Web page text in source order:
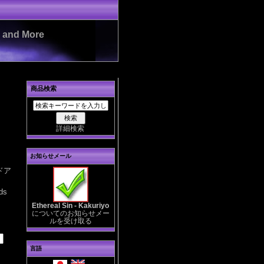
and More
ア
商品検索
詳細検索
お知らせメール
Ethereal Sin - Kakuriyo
についてのお知らせメー
ルを受け取る
言語